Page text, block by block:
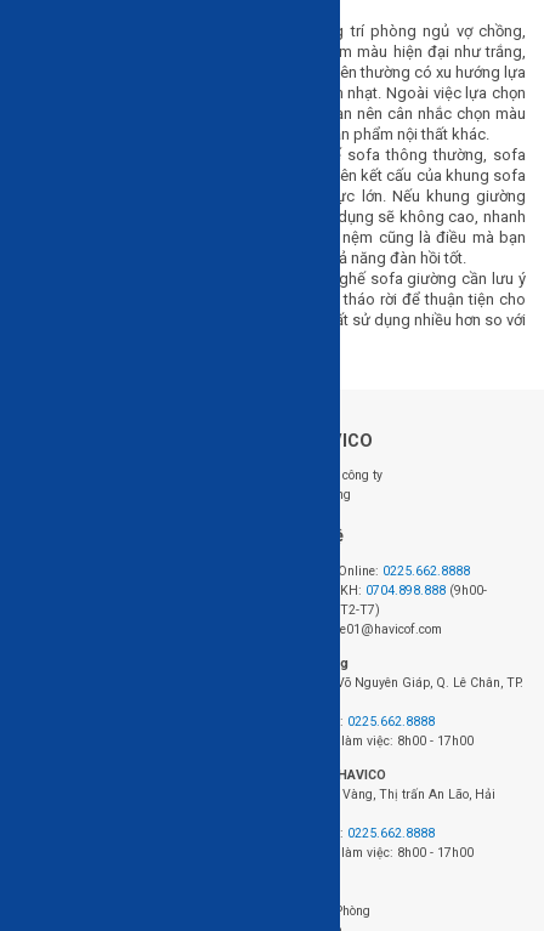
Nếu chọn sofa giường để trang trí phòng ngủ vợ chồng,
người trẻ tuổi thì có thể lựa chọn những gam màu hiện đại như trắng,
nâu, be. Ngược lại, những người tuổi trung niên thường có xu hướng lựa
chọn màu sắc trung tính như xanh xám, xám nhạt. Ngoài việc lựa chọn
màu sắc ghế sofa giường theo sở thích, bạn nên cân nhắc chọn màu
ghế phù hợp với màu sơn tường và những sản phẩm nội thất khác.
Khác với những ghế sofa thông thường, sofa
giường vừa là ghế ngồi, vừa là giường ngủ nên kết cấu của khung sofa
cần phải cứng cáp và có khả năng chịu lực lớn. Nếu khung giường
sofa bed không chắc chắn thì hiệu quả sử dụng sẽ không cao, nhanh
hư hỏng, xuống cấp. Bên cạnh đó, kết cấu nệm cũng là điều mà bạn
cần quan tâm vì mút nệm phải tốt, cần có khả năng đàn hồi tốt.
Khi chọn mua ghế sofa giường cần lưu ý
lựa chọn sản phẩm với phần vỏ nệm có thể tháo rời để thuận tiện cho
việc sinh làm sạch vì sofa giường có tần suất sử dụng nhiều hơn so với
Về HAVICO
Giới thiệu công ty
Tuyển dụng
Liên hệ
Đặt hàng Online: 0225.662.8888
Hotline CSKH: 0704.898.888 (9h00-
18h00, từ T2-T7)
Email: sale01@havicof.com
Văn phòng
423+424 Võ Nguyên Giáp, Q. Lê Chân, TP.
Điện thoại: 0225.662.8888
Thời gian làm việc: 8h00 - 17h00
Nhà máy HAVICO
Chân Cầu Vàng, Thị trấn An Lão, Hải
Điện thoại: 0225.662.8888
Thời gian làm việc: 8h00 - 17h00
Địa chỉ: 423+424 Võ Nguyên Giáp, Q. Lê Chân, TP. Hải Phòng